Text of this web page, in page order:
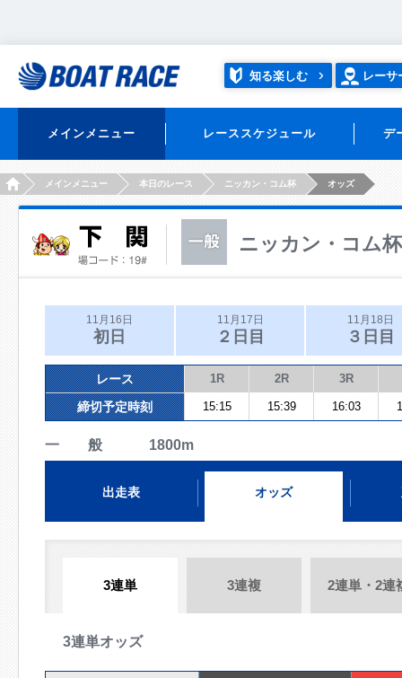
知る楽しむ レーサ
メインメニュー レーススケジュール デ
HOMEメインメニュー 本日のレース ニッカン・コム杯 オッズ
ニッカン・コム杯
11月16日
初日
11月17日
２日目
11月18日
３日目
レース 1R 2R 3R
締切予定時刻 15:15 15:39 16:03
一 般 1800m
出走表 オッズ
3連単 3連複 2連単・2連
3連単オッズ